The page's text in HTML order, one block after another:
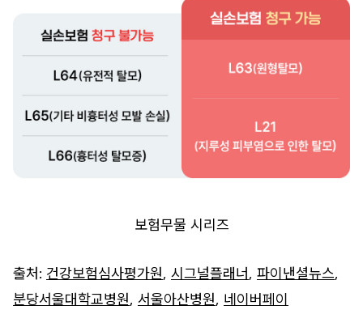
보험무물 시리즈
출처: 건강보험심사평가원, 시그널플래너, 파이낸셜뉴스,
분당서울대학교병원, 서울아산병원, 네이버페이